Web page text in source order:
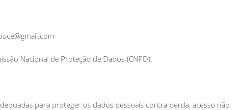
Nacional de Proteção de Dados (CNPD).
para proteger os dados pessoais contra perda, acesso não